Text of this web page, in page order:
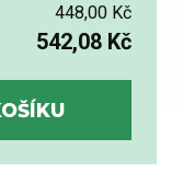
448,00 Kč
542,08 Kč